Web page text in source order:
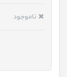
ناموجود